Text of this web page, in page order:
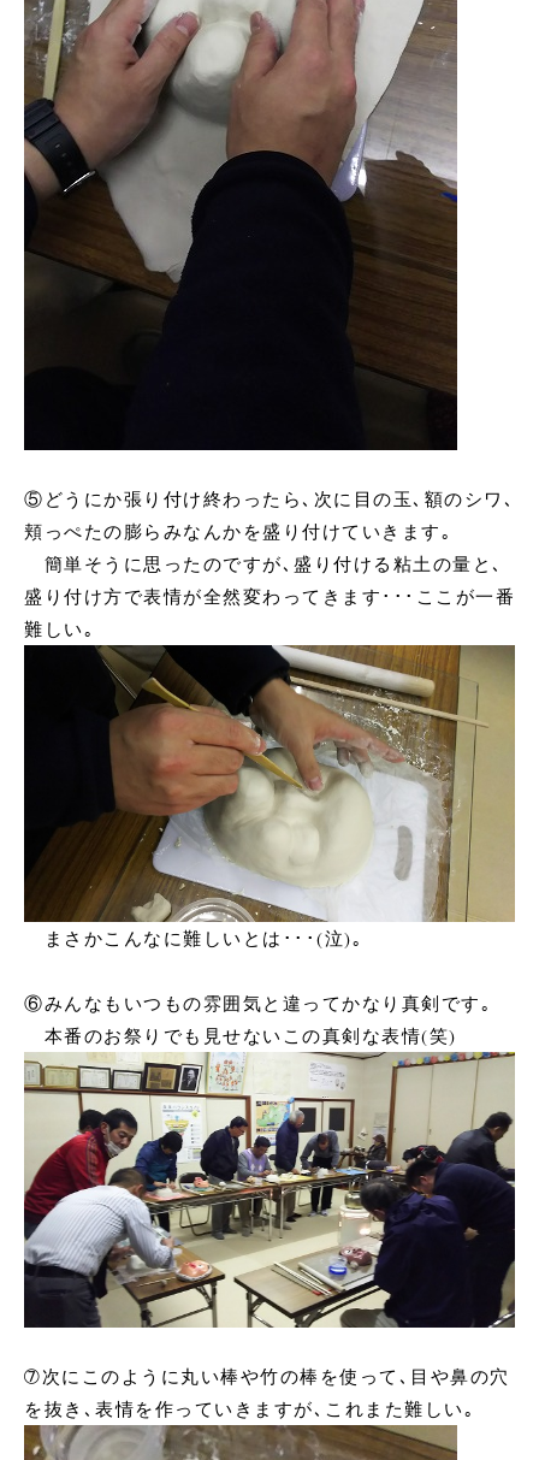
⑤ どうにか張り付け終わったら､次に目の玉､額のシワ､
頬っぺたの膨らみなんかを盛り付けていきます｡
簡単そうに思ったのですが､盛り付ける粘土の量と､
盛り付け方で表情が全然変わってきます･･･ここが一番
難しい｡
まさかこんなに難しいとは･･･(泣)｡
⑥みんなもいつもの雰囲気と違ってかなり真剣です｡
本番のお祭りでも見せないこの真剣な表情(笑)
➆次にこのように丸い棒や竹の棒を使って､目や鼻の穴
を抜き､表情を作っていきますが､これまた難しい｡